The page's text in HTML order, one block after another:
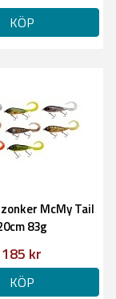
KÖP
McMy Tail
83g
185 kr
KÖP